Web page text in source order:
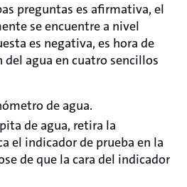
preguntas es afirmativa, el
se encuentre a nivel
es negativa, es hora de
agua en cuatro sencillos
de agua.
de agua, retira la
el indicador de prueba en la
de que la cara del indicador